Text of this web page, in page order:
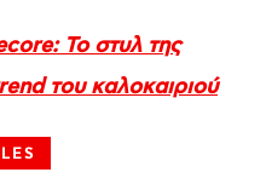
Το στυλ της
του καλοκαιριού